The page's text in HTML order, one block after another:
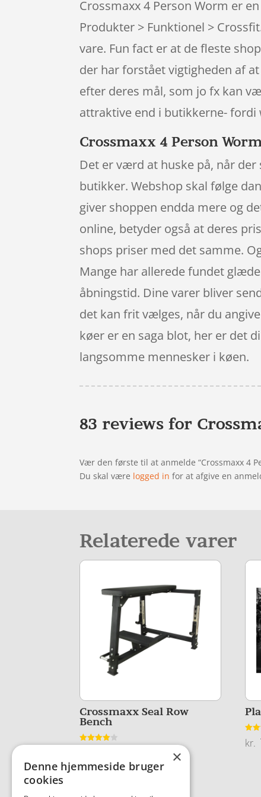
Crossmaxx 4 Person Worm er
Produkter > Funktionel >
vare. Fun fact er at de fleste
der har forstået vigtigheden af
efter deres mål, som jo fx kan
attraktive end i butikkerne-
Crossmaxx 4 Person
Det er værd at huske på, når
butikker. Webshop skal følge
giver shoppen endda mere og
online, betyder også at deres
shops priser med det samme.
Mange har allerede fundet
åbningstid. Dine varer bliver
det kan frit vælges, når du
køer er en saga blot, her er det
langsomme mennesker i køen.
83 reviews for
Vær den første til at anmelde “Crossmaxx 4
Du skal være logged in for at afgive en
Relaterede varer
Crossmaxx Seal Row
Bench
11.725,00
4.3
kr.
×
Denne hjemmeside bruger
cookies